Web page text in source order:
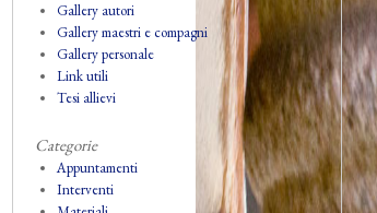
Gallery autori
Gallery maestri e compagni
Gallery personale
Link utili
Tesi allievi
Categorie
Appuntamenti
Interventi